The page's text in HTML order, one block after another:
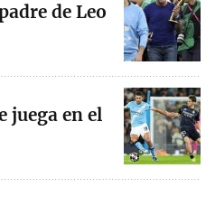
de Leo
juega en el